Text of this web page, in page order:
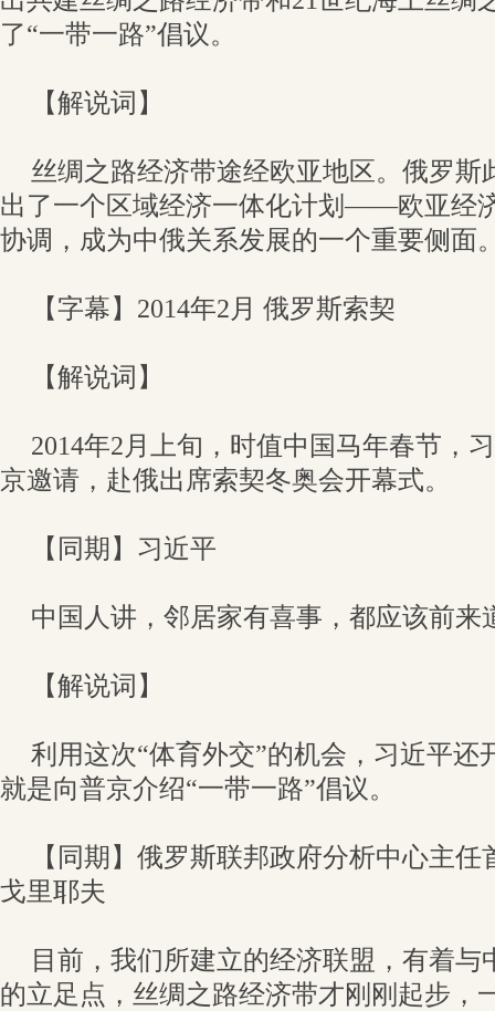
了“一带一路”倡议。
【解说词】
丝绸之路经济带途经欧亚地区。俄罗斯
出了一个区域经济一体化计划——欧亚经
协调，成为中俄关系发展的一个重要侧面
【字幕】2014年2月 俄罗斯索契
【解说词】
2014年2月上旬，时值中国马年春节，
京邀请，赴俄出席索契冬奥会开幕式。
【同期】习近平
中国人讲，邻居家有喜事，都应该前来
【解说词】
利用这次“体育外交”的机会，习近平还
就是向普京介绍“一带一路”倡议。
【同期】俄罗斯联邦政府分析中心主
戈里耶夫
目前，我们所建立的经济联盟，有着
的立足点，丝绸之路经济带才刚刚起步，